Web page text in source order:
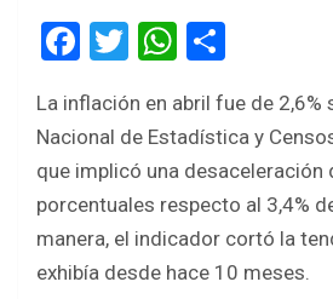
F
ce
b
o
o
k
T
tt
er
W
at
s
A
p
p
ar
e
La inflación en abril fue de
Nacional de Estadística y
que implicó una desaceleración
porcentuales respecto al 3,4%
manera, el indicador cortó la
exhibía desde hace 10 meses.